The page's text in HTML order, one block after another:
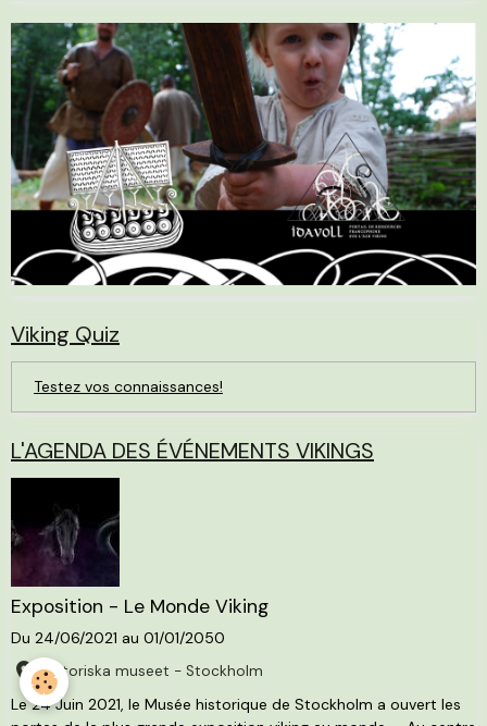
Viking Quiz
Testez vos connaissances!
L'AGENDA DES ÉVÉNEMENTS VIKINGS
Exposition - Le Monde Viking
Du 24/06/2021 au 01/01/2050
Historiska museet - Stockholm
Le 24 Juin 2021, le Musée historique de Stockholm a ouvert les